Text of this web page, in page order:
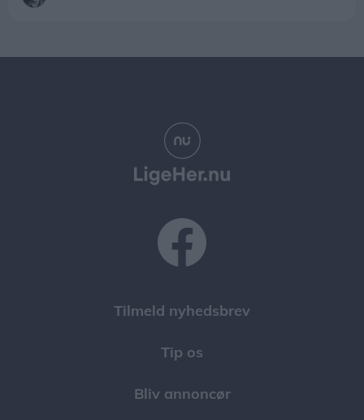
Tilmeld nyhedsbrev
Tip os
Bliv annoncør